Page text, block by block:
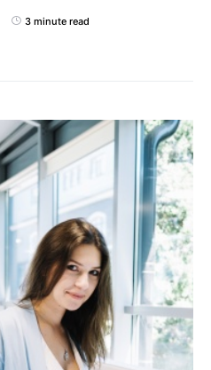
3 minute read